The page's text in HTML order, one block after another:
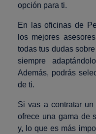
opción para ti.
En las oficinas de
los mejores
todas tus dudas
siempre
Además, podrás
de ti.
Si vas a contratar un
ofrece una gama de
y, lo que es más